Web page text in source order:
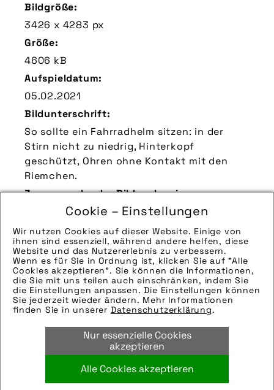
Cookie – Einstellungen
Wir nutzen Cookies auf dieser Website. Einige von
ihnen sind essenziell, während andere helfen, diese
Website und das Nutzererlebnis zu verbessern.
Wenn es für Sie in Ordnung ist, klicken Sie auf "Alle
Cookies akzeptieren". Sie können die Informationen,
die Sie mit uns teilen auch einschränken, indem Sie
die Einstellungen anpassen. Die Einstellungen können
Sie jederzeit wieder ändern. Mehr Informationen
finden Sie in unserer Datenschutzerklärung.
Nur essenzielle Cookies
akzeptieren
Alle Cookies akzeptieren
Bildgröße:
3426 x 4283 px
Größe:
4606 kB
Aufspieldatum:
05.02.2021
Bildunterschrift:
So sollte ein Fahrradhelm sitzen: in der
Stirn nicht zu niedrig, Hinterkopf
geschützt, Ohren ohne Kontakt mit den
Riemchen.
Zu verwendender Bildnachweis:
Quelle/Source [´www.pd-f.de / Arne
Bischoff´]
Technik-Info:
Die technischen Details werden in Bälde
eingefügt. Sie können uns aber gern auch
per E-Mail oder Telefon kontaktieren, wir
helfen gerne weiter.
helm,justieren,sicherheit
Bild downloaden